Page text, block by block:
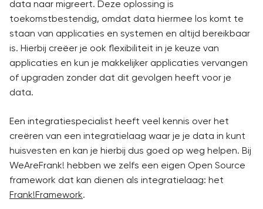
data naar migreert. Deze oplossing is
toekomstbestendig, omdat data hiermee los komt te
staan van applicaties en systemen en altijd bereikbaar
is. Hierbij creëer je ook flexibiliteit in je keuze van
applicaties en kun je makkelijker applicaties vervangen
of upgraden zonder dat dit gevolgen heeft voor je
data.
Een integratiespecialist heeft veel kennis over het
creëren van een integratielaag waar je je data in kunt
huisvesten en kan je hierbij dus goed op weg helpen. Bij
WeAreFrank! hebben we zelfs een eigen Open Source
framework dat kan dienen als integratielaag: het
Frank!Framework.